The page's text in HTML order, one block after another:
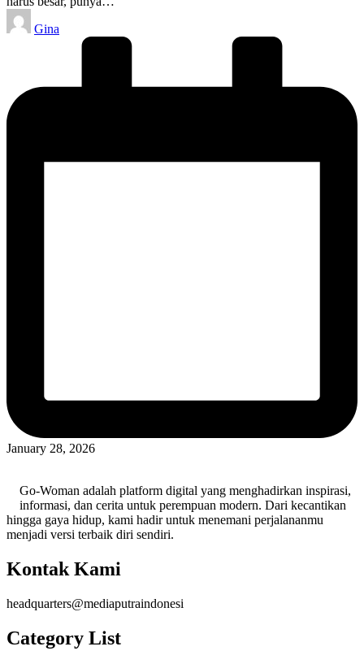
Posted
by
Gina
January 28, 2026
Go-Woman adalah platform digital yang menghadirkan inspirasi,
informasi, dan cerita untuk perempuan modern. Dari kecantikan
hingga gaya hidup, kami hadir untuk menemani perjalananmu
menjadi versi terbaik diri sendiri.
Kontak Kami
headquarters@mediaputraindonesi
Category List